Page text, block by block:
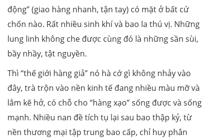
động” (giao hàng nhanh, tận tay) có mặt ở bất cứ
chốn nào. Rất nhiều sinh khí và bao la thú vị. Những
lung linh không che được cùng đó là những sần sùi,
bầy nhầy, tật nguyền.
Thì “thế giới hàng giả” nó hà cớ gì không nhảy vào
đây, trà trộn vào nền kinh tế đang nhiều màu mỡ và
lắm kẽ hở, có chỗ cho “hàng xạo” sống được và sống
mạnh. Nhiều nan đề tích tụ lại sau bao thập kỷ, từ
nền thương mại tập trung bao cấp, chỉ huy phân